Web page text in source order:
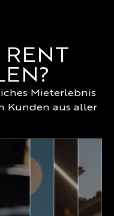
Mieterlebnis
Kunden aus aller